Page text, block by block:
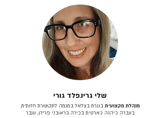
שלי גרינפלד גורי
מנהלת מקצועית בוגרת בצלאל במגמה לתקשורת חזותית.
בעברה כיהנה כארטית בכירה בראובני פרידן, ענבר